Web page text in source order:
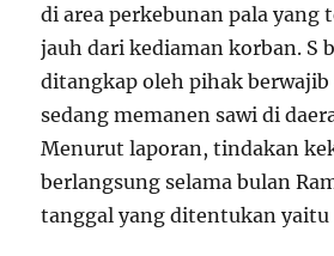
di area perkebunan pala yang
jauh dari kediaman korban. S
ditangkap oleh pihak berwajib
sedang memanen sawi di
Menurut laporan, tindakan
berlangsung selama bulan
tanggal yang ditentukan yaitu